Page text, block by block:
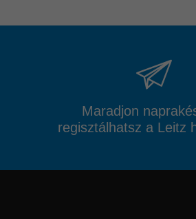
Maradjon
regisztálhatsz a Leitz